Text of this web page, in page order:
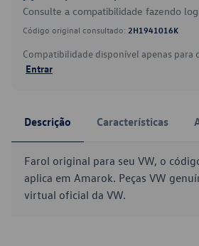
Consulte a compatibilidade fazendo
Código original consultado: 2H1941016K
Compatibilidade disponível apenas para
Entrar
Descrição Características
Farol original para seu VW, o
aplica em Amarok. Peças VW
virtual oficial da VW.